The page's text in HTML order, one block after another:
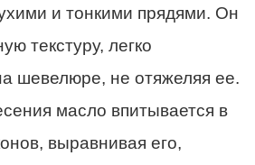
и тонкими прядями. Он
текстуру, легко
шевелюре, не отяжеляя ее.
масло впитывается в
выравнивая его,